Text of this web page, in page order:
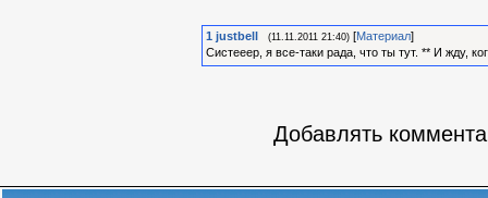
1 justbell (11.11.2011 21:40) [Материал]
Систееер, я все-таки рада, что ты тут. ** И жду,
Добавлять